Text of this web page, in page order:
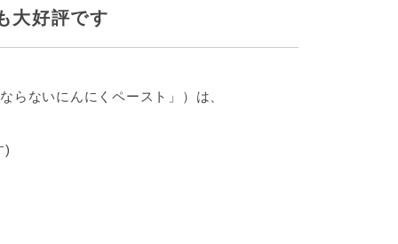
大好評です
らないにんにくペースト」）は、
)